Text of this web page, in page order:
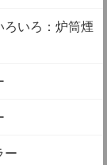
ろいろ：炉筒煙
ー